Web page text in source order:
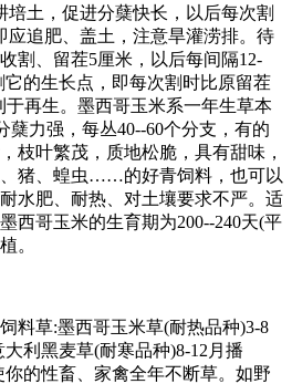
培土，促进分蘖快长，以后每次割
应追肥、盖土，注意旱灌涝排。待
割、留茬5厘米，以后每间隔12-
的生长点，即每次割时比原留茬
于再生。墨西哥玉米系一年生草本
蘖力强，每丛40--60个分支，有的
枝叶繁茂，质地松脆，具有甜味，
猪、蝗虫……的好青饲料，也可以
水肥、耐热、对土壤要求不严。适
西哥玉米的生育期为200--240天(平
。
料草:墨西哥玉米草(耐热品种)3-8
利黑麦草(耐寒品种)8-12月播
的性畜、家禽全年不断草。如野